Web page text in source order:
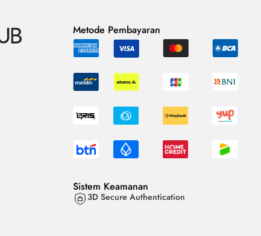
Metode Pembayaran
Sistem Keamanan
3D Secure Authentication